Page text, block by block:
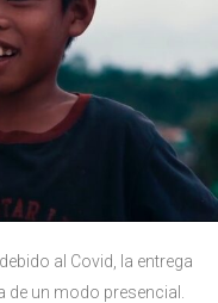
al Covid, la entrega
de un modo presencial.